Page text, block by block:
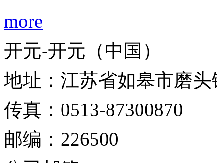
more
开元-开元（中国）
地址：江苏省如皋市磨
传真： 0513-87300870
邮编： 226500